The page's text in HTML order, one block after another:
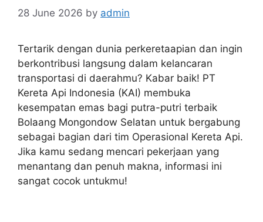
28 June 2026 by admin
Tertarik dengan dunia perkeretaapian dan ingin
berkontribusi langsung dalam kelancaran
transportasi di daerahmu? Kabar baik! PT
Kereta Api Indonesia (KAI) membuka
kesempatan emas bagi putra-putri terbaik
Bolaang Mongondow Selatan untuk bergabung
sebagai bagian dari tim Operasional Kereta Api.
Jika kamu sedang mencari pekerjaan yang
menantang dan penuh makna, informasi ini
sangat cocok untukmu!